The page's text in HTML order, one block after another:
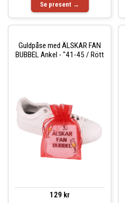
Se present →
Guldpåse med ÄLSKAR FAN
BUBBEL Ankel - "41-45 / Rött
129 kr